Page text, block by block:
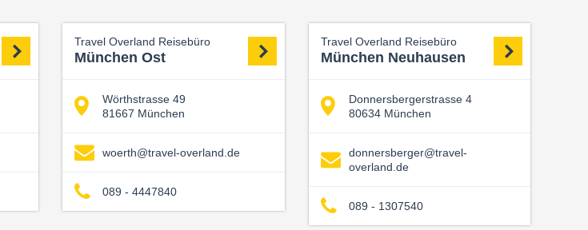
Travel Overland Reisebüro
München Ost
Wörthstrasse 49
81667 München
woerth@travel-overland.de
089 - 4447840
Travel Overland Reisebüro
München Neuhausen
Donnersbergerstrasse 4
80634 München
donnersberger@travel-
overland.de
089 - 1307540